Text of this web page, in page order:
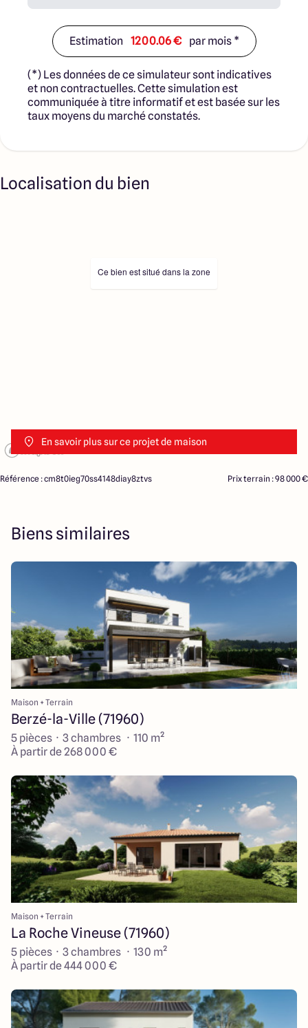
jouent un rôle d’intermédiation ou de négociation sur la
transaction et ne participent à la vente. Prix indiqués par
nos partenaires fonciers.
Estimation 1200.06 € par mois *
(*) Les données de ce simulateur sont indicatives
et non contractuelles. Cette simulation est
communiquée à titre informatif et est basée sur les
taux moyens du marché constatés.
Localisation du bien
En savoir plus sur ce projet de maison
Ce bien est situé dans la zone
Référence : cm8t0ieg70ss4148diay8ztvs Prix terrain : 98 000 €
Biens similaires
Maison + Terrain
Berzé-la-Ville (71960)
5 pièces · 3 chambres · 110 m²
À partir de 268 000 €
Maison + Terrain
La Roche Vineuse (71960)
5 pièces · 3 chambres · 130 m²
À partir de 444 000 €